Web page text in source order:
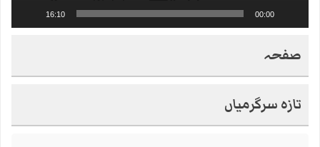
00:00
16:10
صفحہ
تازہ سرگرمیاں